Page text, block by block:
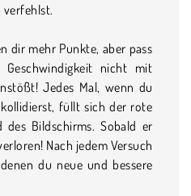
verfehlst.
dir mehr Punkte, aber pass
nicht mit
Jedes Mal, wenn du
füllt sich der rote
des Bildschirms. Sobald er
Nach jedem Versuch
du neue und bessere